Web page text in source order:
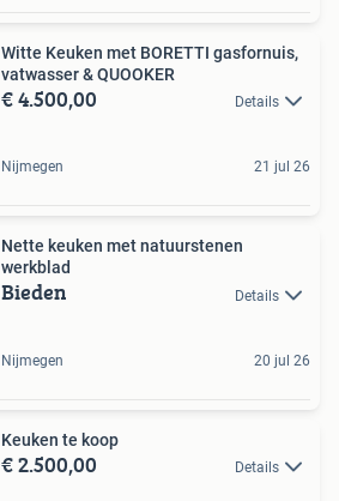
Witte Keuken met BORETTI gasfornuis,
vatwasser & QUOOKER
€ 4.500,00 Details
Nijmegen 21 jul 26
Nette keuken met natuurstenen
werkblad
Bieden Details
Nijmegen 20 jul 26
Keuken te koop
€ 2.500,00 Details